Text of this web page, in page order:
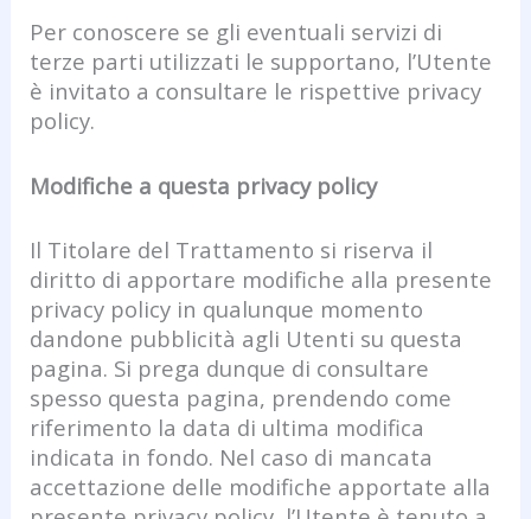
Per conoscere se gli eventuali servizi di
terze parti utilizzati le supportano, l’Utente
è invitato a consultare le rispettive privacy
policy.
Modifiche a questa privacy policy
Il Titolare del Trattamento si riserva il
diritto di apportare modifiche alla presente
privacy policy in qualunque momento
dandone pubblicità agli Utenti su questa
pagina. Si prega dunque di consultare
spesso questa pagina, prendendo come
riferimento la data di ultima modifica
indicata in fondo. Nel caso di mancata
accettazione delle modifiche apportate alla